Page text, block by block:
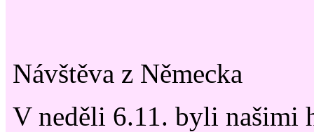
Návštěva z Německa
V neděli 6.11. byli našimi